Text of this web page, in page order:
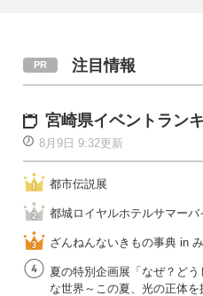
注目情報
宮崎県イベントラン
8月9日 9:32更新
都市伝説展
都城ロイヤルホテルサマーバ
ざんねんないきもの事典 in み
夏の特別企画展「なぜ？ど
な世界～この夏、光の正体を